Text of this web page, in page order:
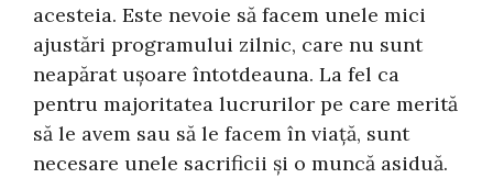
acesteia. Este nevoie să facem unele mici
ajustări programului zilnic, care nu sunt
neapărat ușoare întotdeauna. La fel ca
pentru majoritatea lucrurilor pe care merită
să le avem sau să le facem în viață, sunt
necesare unele sacrificii și o muncă asiduă.